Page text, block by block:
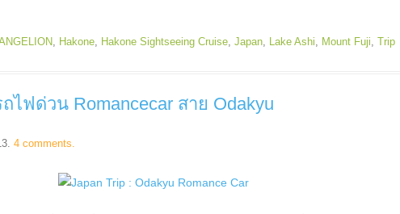
, Hakone, Hakone Sightseeing Cruise, Japan, Lake Ashi, Mount Fuji, Trip
ไฟด่วน Romancecar สาย Odakyu
. 4 comments.